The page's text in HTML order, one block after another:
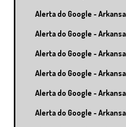
Alerta do Google -
Alerta do Google -
Alerta do Google -
Alerta do Google -
Alerta do Google -
Alerta do Google -